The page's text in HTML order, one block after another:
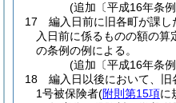
(追加〔平成16年条
17
編入日前に旧各町が課
入日前に係るものの額の
の条例の例による。
(追加〔平成16年条
18
編入日以後において、
1号被保険者(附則第15項に